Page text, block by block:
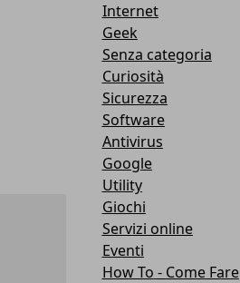
Internet
Geek
Senza categoria
Curiosità
Sicurezza
Software
Antivirus
Google
Utility
Giochi
Servizi online
Eventi
How To - Come Fare